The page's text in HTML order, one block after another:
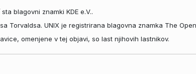
sta blagovni znamki KDE e.V..
Torvaldsa. UNIX je registrirana blagovna znamka The
omenjene v tej objavi, so last njihovih lastnikov.